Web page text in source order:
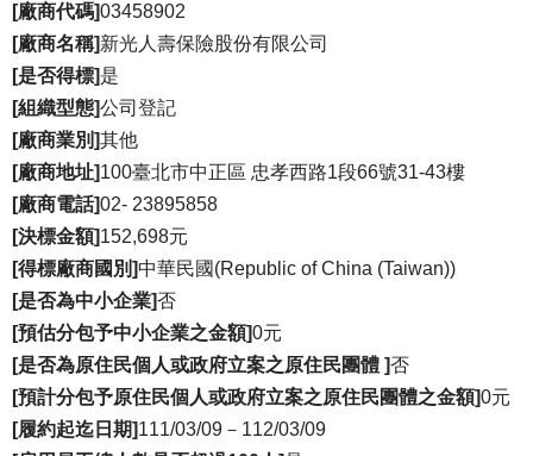
[廠商代碼]03458902
[廠商名稱]新光人壽保險股份有限公司
[是否得標]是
[組織型態]公司登記
[廠商業別]其他
[廠商地址]100臺北市中正區 忠孝西路1段66號31-43樓
[廠商電話]02- 23895858
[決標金額]152,698元
[得標廠商國別]中華民國(Republic of China (Taiwan))
[是否為中小企業]否
[預估分包予中小企業之金額]0元
[是否為原住民個人或政府立案之原住民團體 ]否
[預計分包予原住民個人或政府立案之原住民團體之金額]0元
[履約起迄日期]111/03/09－112/03/09